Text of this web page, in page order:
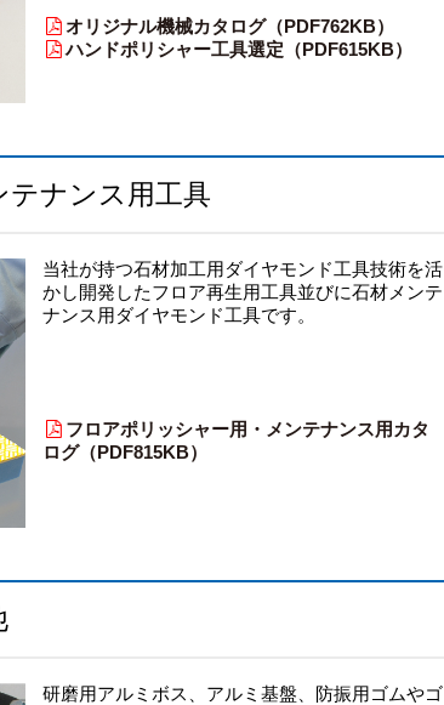
オリジナル機械カタログ（PDF762KB）
ハンドポリシャー工具選定（PDF615KB）
テナンス用工具
当社が持つ石材加工用ダイヤモンド工具技術を活
かし開発したフロア再生用工具並びに石材メンテ
ナンス用ダイヤモンド工具です。
フロアポリッシャー用・メンテナンス用カタ
ログ（PDF815KB）
研磨用アルミボス、アルミ基盤、防振用ゴムやゴ